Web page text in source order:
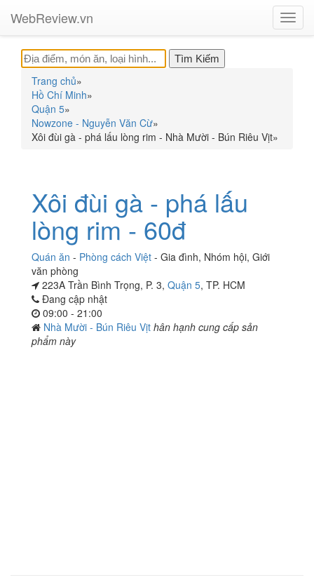
WebReview.vn
Trang chủ»
Hồ Chí Minh»
Quận 5»
Nowzone - Nguyễn Văn Cừ»
Xôi đùi gà - phá lấu lòng rim - Nhà Mười - Bún Riêu Vịt»
Xôi đùi gà - phá lấu
lòng rim - 60đ
Quán ăn - Phòng cách Việt - Gia đình, Nhóm hội, Giới
văn phòng
223A Trần Bình Trọng, P. 3, Quận 5, TP. HCM
Đang cập nhật
09:00 - 21:00
Nhà Mười - Bún Riêu Vịt hân hạnh cung cấp sản
phẩm này